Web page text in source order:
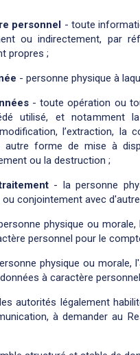
personnel - toute
ou indirectement, par
propres ;
- personne physique à
- toute opération ou
utilisé, et notamment la
l’extraction, la
forme de mise à
ou la destruction ;
- la personne
ou conjointement avec
physique ou
personnel pour le
physique ou morale,
à caractère
autorités légalement
à demander au